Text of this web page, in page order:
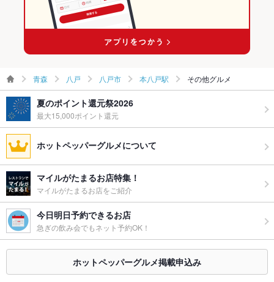
青森 八戸 八戸市 本八戸駅 その他グルメ
夏のポイント還元祭2026
最大15,000ポイント還元
ホットペッパーグルメについて
マイルがたまるお店特集！
マイルがたまるお店をご紹介
今日明日予約できるお店
急ぎの飲み会でもネット予約OK！
ホットペッパーグルメ掲載申込み